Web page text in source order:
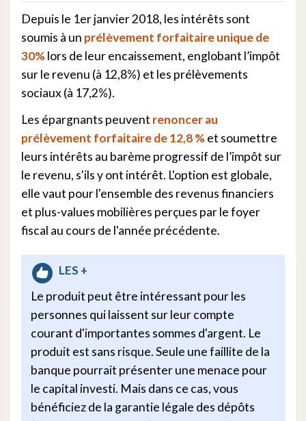
Depuis le 1er janvier 2018, les intérêts sont
soumis à un prélèvement forfaitaire unique de
30%lors de leur encaissement, englobant l’impôt
sur le revenu (à 12,8%) et les prélèvements
sociaux (à 17,2%).
Les épargnants peuvent renoncer au
prélèvement forfaitaire de 12,8 %et soumettre
leurs intérêts au barème progressif de l’impôt sur
le revenu, s'ils y ont intérêt. L'option est globale,
elle vaut pour l'ensemble des revenus financiers
et plus-values mobilières perçues par le foyer
fiscal au cours de l'année précédente.
LES +
Le produit peut être intéressant pour les
personnes qui laissent sur leur compte
courant d'importantes sommes d'argent. Le
produit est sans risque. Seule une faillite de la
banque pourrait présenter une menace pour
le capital investi. Mais dans ce cas, vous
bénéficiez de la garantie légale des dépôts